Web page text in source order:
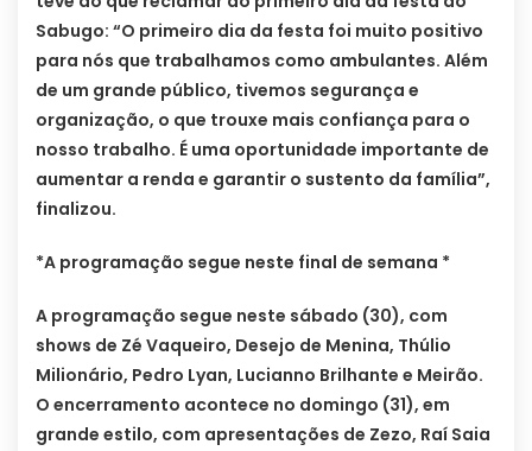
Sabugo: “O primeiro dia da festa foi muito positivo
para nós que trabalhamos como ambulantes. Além
de um grande público, tivemos segurança e
organização, o que trouxe mais confiança para o
nosso trabalho. É uma oportunidade importante de
aumentar a renda e garantir o sustento da família”,
finalizou.
*A programação segue neste final de semana *
A programação segue neste sábado (30), com
shows de Zé Vaqueiro, Desejo de Menina, Thúlio
Milionário, Pedro Lyan, Lucianno Brilhante e Meirão.
O encerramento acontece no domingo (31), em
grande estilo, com apresentações de Zezo, Raí Saia